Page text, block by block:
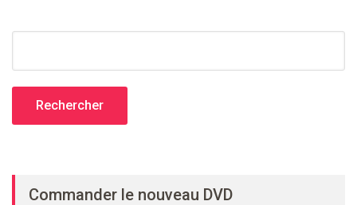
Commander le nouveau DVD